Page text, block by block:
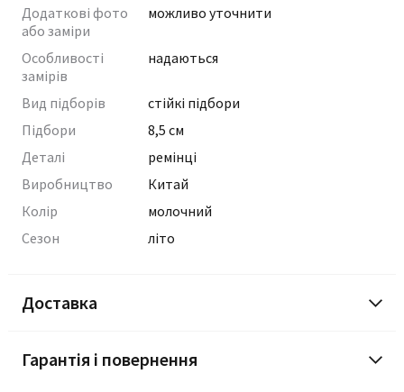
Додаткові фото
або заміри
можливо уточнити
Особливості
замірів
надаються
Вид підборів
стійкі підбори
Підбори
8,5 см
Деталі
ремінці
Виробництво
Китай
Колір
молочний
Сезон
літо
Доставка
Гарантія і повернення